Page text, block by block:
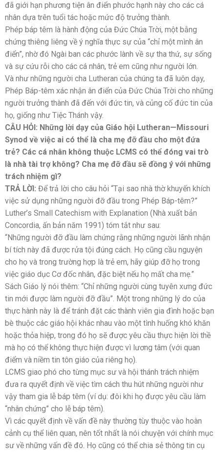
đã giới hạn phương tiện ân điển phước hạnh này cho các cá
nhân dựa trên tuổi tác hoặc mức độ trưởng thành.
Phép báp têm là hành động của Đức Chúa Trời, một bằng
chứng thiêng liêng về ý nghĩa thực sự của “chỉ một mình ân
điển”, nhờ đó Ngài ban các phước lành về sự tha thứ, sự sống
và sự cứu rỗi cho các cá nhân, trẻ em cũng như người lớn.
Và như những người cha Lutheran của chúng ta đã luôn dạy,
Phép Báp-têm xác nhận ân điển của Đức Chúa Trời cho những
người trưởng thành đã đến với đức tin, và củng cố đức tin của
họ, giống như Tiệc Thánh vậy.
CÂU HỎI: Những lời dạy của Giáo hội Lutheran—Missouri
Synod về việc ai có thể là cha mẹ đỡ đầu cho một đứa
trẻ? Các cá nhân không thuộc LCMS có thể đóng vai trò
là nhà tài trợ không? Cha mẹ đỡ đầu sẽ đồng ý với những
trách nhiệm gì?
TRẢ LỜI: Để trả lời cho câu hỏi “Tại sao nhà thờ khuyến khích
việc sử dụng những người đỡ đầu trong Phép Báp-têm?”
Luther’s Small Catechism with Explanation (Nhà xuất bản
Concordia, ấn bản năm 1991) tóm tắt như sau:
“Những người đỡ đầu làm chứng rằng những người lãnh nhận
bí tích này đã được rửa tội đúng cách. Họ cũng cầu nguyện
cho họ và trong trường hợp là trẻ em, hãy giúp đỡ họ trong
việc giáo dục Cơ đốc nhân, đặc biệt nếu họ mất cha mẹ.”
Sách Giáo lý nói thêm: “Chỉ những người cùng tuyên xưng đức
tin mới được làm người đỡ đầu”. Một trong những lý do của
thực hành này là để tránh đặt các thành viên gia đình hoặc bạn
bè thuộc các giáo hội khác nhau vào một tình huống khó khăn
hoặc thỏa hiệp, trong đó họ sẽ được yêu cầu thực hiện lời thề
mà họ có thể không thực hiện được vì lương tâm (với quan
điểm và niềm tin tôn giáo của riêng họ).
LCMS giao phó cho từng mục sư và hội thánh trách nhiệm
đưa ra quyết định về việc tìm cách thu hút những người như
vậy tham gia lễ báp têm (ví dụ: đôi khi họ được yêu cầu làm
“nhân chứng” cho lễ báp têm).
Vì các quyết định về vấn đề này thường tùy thuộc vào hoàn
cảnh cụ thể liên quan, nên tốt nhất là nói chuyện với chính mục
sư về những vấn đề đó. Họ cũng có thể chia sẻ thông tin cụ